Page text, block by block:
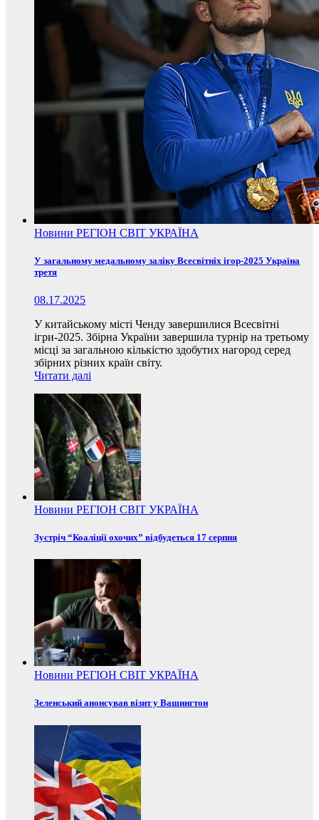
Новини РЕГІОН СВІТ УКРАЇНА
У загальному медальному заліку Всесвітніх ігор-2025 Україна
третя
08.17.2025
У китайському місті Ченду завершилися Всесвітні
ігри-2025. Збірна України завершила турнір на третьому
місці за загальною кількістю здобутих нагород серед
збірних різних країн світу.
Читати далі
Новини РЕГІОН СВІТ УКРАЇНА
Зустріч “Коаліції охочих” відбудеться 17 серпня
Новини РЕГІОН СВІТ УКРАЇНА
Зеленський анонсував візит у Вашингтон